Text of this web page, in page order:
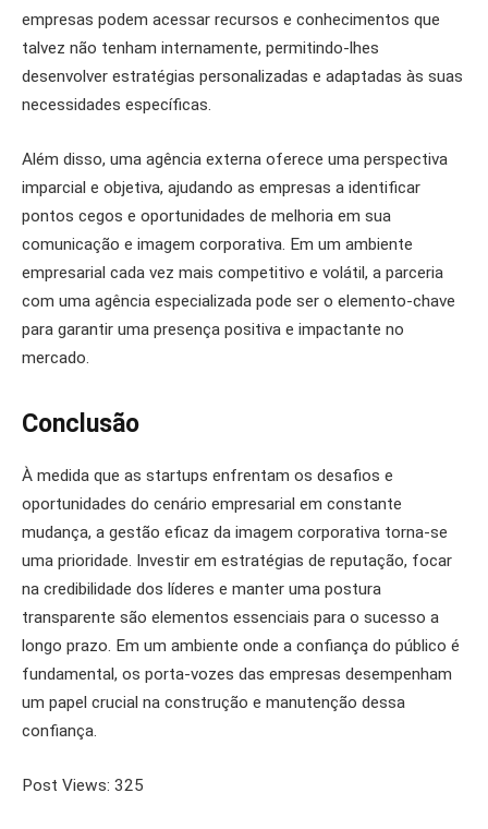
empresas podem acessar recursos e conhecimentos que
talvez não tenham internamente, permitindo-lhes
desenvolver estratégias personalizadas e adaptadas às suas
necessidades específicas.
Além disso, uma agência externa oferece uma perspectiva
imparcial e objetiva, ajudando as empresas a identificar
pontos cegos e oportunidades de melhoria em sua
comunicação e imagem corporativa. Em um ambiente
empresarial cada vez mais competitivo e volátil, a parceria
com uma agência especializada pode ser o elemento-chave
para garantir uma presença positiva e impactante no
mercado.
Conclusão
À medida que as startups enfrentam os desafios e
oportunidades do cenário empresarial em constante
mudança, a gestão eficaz da imagem corporativa torna-se
uma prioridade. Investir em estratégias de reputação, focar
na credibilidade dos líderes e manter uma postura
transparente são elementos essenciais para o sucesso a
longo prazo. Em um ambiente onde a confiança do público é
fundamental, os porta-vozes das empresas desempenham
um papel crucial na construção e manutenção dessa
confiança.
Post Views: 325